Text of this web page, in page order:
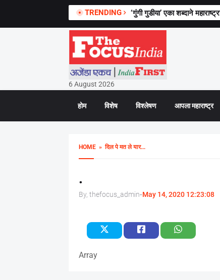
TRENDING ‘गुंगी गुडीया’ एका शब्दाने
6 August 2026
होम विशेष विश्लेषण आपला महाराष्ट्र
HOME» दिल पे मत ले यार...
.
By, thefocus_admin-May 14, 2020 12:23:08
Array